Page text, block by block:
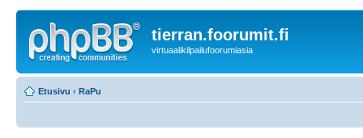
tierran.foorumit.fi
virtuaalikilpailufoorumiasia
Etusivu ‹ RaPu